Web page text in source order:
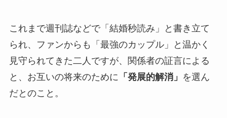
これまで週刊誌などで「結婚秒読み」と書き立て
られ、ファンからも「最強のカップル」と温かく
見守られてきた二人ですが、関係者の証言による
と、お互いの将来のために 「発展的解消」 を選ん
だとのこと。